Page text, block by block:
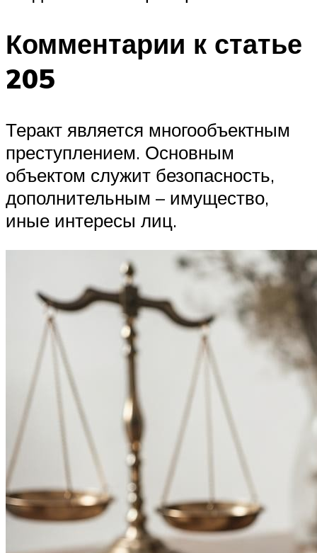
Комментарии к статье
205
Теракт является многообъектным
преступлением. Основным
объектом служит безопасность,
дополнительным – имущество,
иные интересы лиц.